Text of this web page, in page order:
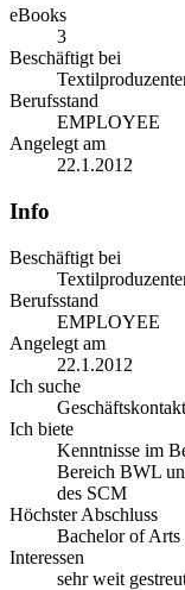
eBooks
3
Beschäftigt bei
Berufsstand
EMPLOYEE
Angelegt am
22.1.2012
Info
Beschäftigt bei
Berufsstand
EMPLOYEE
Angelegt am
22.1.2012
Ich suche
Ich biete
Kenntnisse im
Bereich BWL
des SCM
Höchster Abschluss
Bachelor of
Interessen
sehr weit